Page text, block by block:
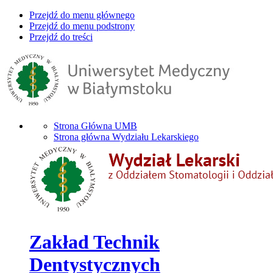
Przejdź do menu głównego
Przejdź do menu podstrony
Przejdź do treści
Strona Główna UMB
Strona główna Wydziału Lekarskiego
Zakład Technik
Dentystycznych